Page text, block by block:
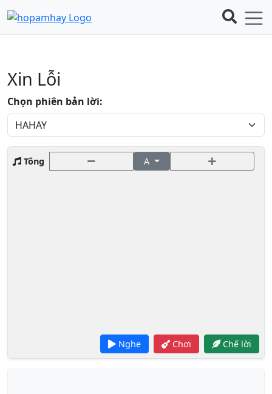
Xin Lỗi
Chọn phiên bản lời:
Tông A
Nghe Chơi Chế lời